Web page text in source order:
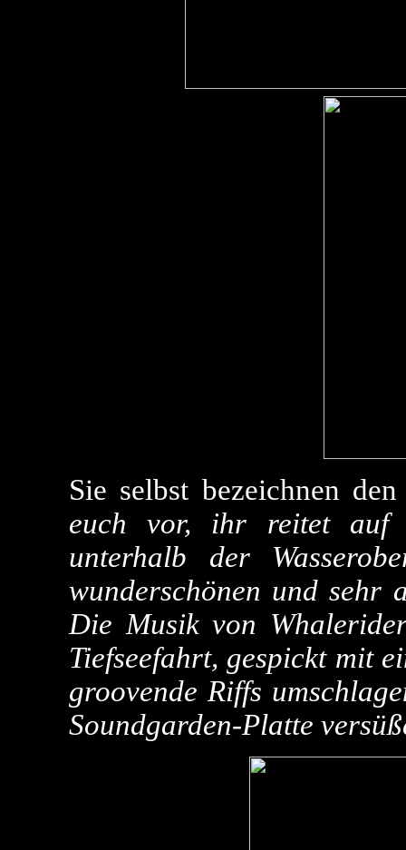
Sie selbst bezeichnen
euch vor, ihr reitet auf
unterhalb der
wunderschönen und sehr
Die Musik von
Tiefseefahrt, gespickt mit
groovende Riffs
Soundgarden-Platte